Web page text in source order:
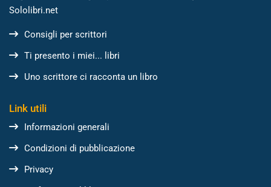
Sololibri.net
Consigli per scrittori
Ti presento i miei... libri
Uno scrittore ci racconta un libro
Link utili
Informazioni generali
Condizioni di pubblicazione
Privacy